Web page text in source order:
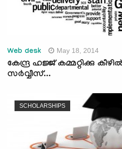
Web desk May 18, 2014
കേന്ദ്ര ഹജ്ജ് കമ്മറ്റിക്കു
സര്‍വ്വീസ്...
SCHOLARSHIPS